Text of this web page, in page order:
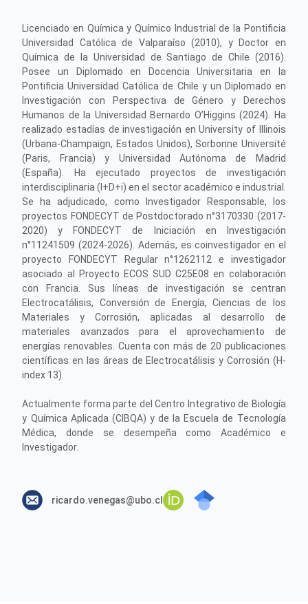
Licenciado en Química y Químico Industrial de la Pontificia
Universidad Católica de Valparaíso (2010), y Doctor en
Química de la Universidad de Santiago de Chile (2016).
Posee un Diplomado en Docencia Universitaria en la
Pontificia Universidad Católica de Chile y un Diplomado en
Investigación con Perspectiva de Género y Derechos
Humanos de la Universidad Bernardo O’Higgins (2024). Ha
realizado estadías de investigación en University of Illinois
(Urbana-Champaign, Estados Unidos), Sorbonne Université
(Paris, Francia) y Universidad Autónoma de Madrid
(España). Ha ejecutado proyectos de investigación
interdisciplinaria (I+D+i) en el sector académico e industrial.
Se ha adjudicado, como Investigador Responsable, los
proyectos FONDECYT de Postdoctorado n°3170330 (2017-
2020) y FONDECYT de Iniciación en Investigación
n°11241509 (2024-2026). Además, es coinvestigador en el
proyecto FONDECYT Regular n°1262112 e investigador
asociado al Proyecto ECOS SUD C25E08 en colaboración
con Francia. Sus líneas de investigación se centran
Electrocatálisis, Conversión de Energía, Ciencias de los
Materiales y Corrosión, aplicadas al desarrollo de
materiales avanzados para el aprovechamiento de
energías renovables. Cuenta con más de 20 publicaciones
científicas en las áreas de Electrocatálisis y Corrosión (H-
index 13).
Actualmente forma parte del Centro Integrativo de Biología
y Química Aplicada (CIBQA) y de la Escuela de Tecnología
Médica, donde se desempeña como Académico e
Investigador.